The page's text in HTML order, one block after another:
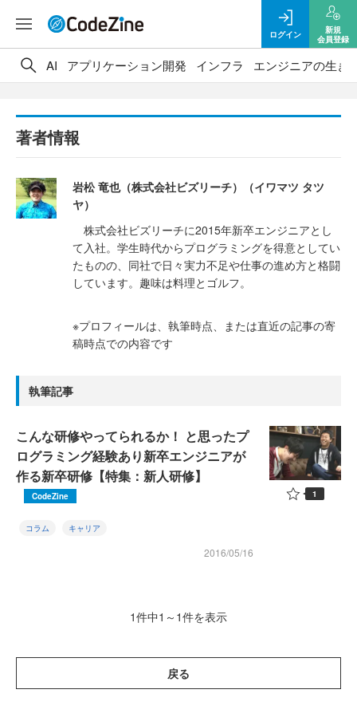
ログイン
新規
会員登録
AI アプリケーション開発 インフラ エンジニアの生き
著者情報
岩松 竜也（株式会社ビズリーチ）（イワマツ タツ
ヤ）
株式会社ビズリーチに2015年新卒エンジニアとし
て入社。学生時代からプログラミングを得意としてい
たものの、同社で日々実力不足や仕事の進め方と格闘
しています。趣味は料理とゴルフ。
※プロフィールは、執筆時点、または直近の記事の寄
稿時点での内容です
執筆記事
こんな研修やってられるか！ と思ったプ
ログラミング経験あり新卒エンジニアが
作る新卒研修【特集：新人研修】
CodeZine
コラム キャリア
2016/05/16
1
1件中1～1件を表示
戻る